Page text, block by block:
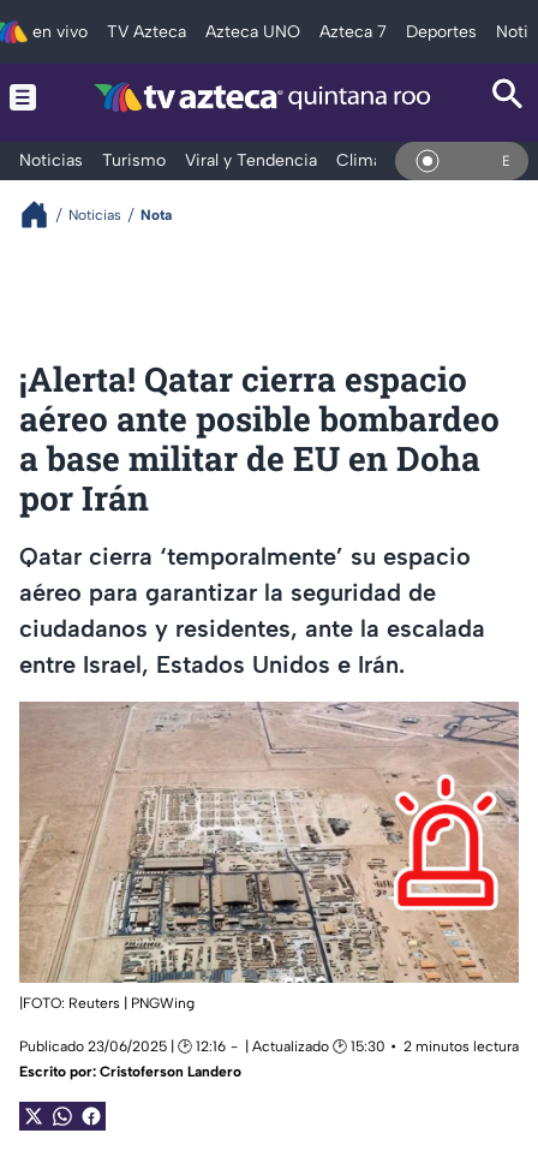
en vivo TV Azteca Azteca UNO Azteca 7 Deportes
Noticias Turismo Viral y Tendencia Clima Tráfico En Vivo
Noticias Nota
¡Alerta! Qatar cierra espacio
aéreo ante posible bombardeo
a base militar de EU en Doha
por Irán
Qatar cierra ‘temporalmente’ su espacio
aéreo para garantizar la seguridad de
ciudadanos y residentes, ante la escalada
entre Israel, Estados Unidos e Irán.
|FOTO: Reuters | PNGWing
Publicado 23/06/2025 | 🕑 12:16 | Actualizado 🕑 15:30
2 minutos lectura
Escrito por: Cristoferson Landero